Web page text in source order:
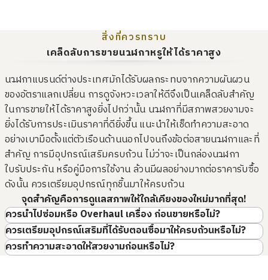
รับซื้อเมื่อ : เมษายน 2026
ยี่ห้อ
rolex
สภาพสินค้า S
รายละเอียด แทบไม่ได้ใช้งาน
สาขา
Donki Mall Thon
glor
รับซื้อเมื่อ : เมษายน 2026
ROLEX ExplorerⅡ
ยี่ห้อ
rolex
สภาพสินค้า S
รายละเอียด แทบไม่ได้ใช้งาน
สาขา
Donki Mall Thon
glor
การหลุดลอกบริเวณชิ้นส่วนยึด
สาย
โลหะบริเวณชิ้นส่วนยึดสายมี
การหลุดลอก
สร้อยข้อมือบิดเบี้ยวผิดรูป
สร้อยข้อมือโลหะมีการบิดเบี้ยว
ผิดรูป
ตัวเรือนสกปรก
มีสิ่งสกปรกสะสมอยู่ภายในตัว
เรือนนาฬิกา
นาฬิกาที่หยุดทำงาน
เข็มนาฬิกาไม่ขยับเลย ทุกส่วน
หยุดนิ่ง
เข็มหัก
เข็มนาฬิกาหักหรือเสียหาย
ปุ่มปรับเสียหาย
ปุ่มปรับเสียหายบางส่วนหรือ
หายไป
ของที่จมน้ำมา
นาฬิกาจมน้ำและได้รับความเสีย
หายภายใน
สนิมขึ้นภายในและเกิดความ
เสียหาย
เกิดสนิมขึ้นภายใน หรือชิ้นส่วน
มีความเสียหาย
มีแค่บางชิ้นส่วนเท่านั้น
เหลือเพียงบางส่วนของนาฬิกา
เท่านั้น เช่น เข็มนาฬิกาและ
กลไก
มีแค่ตัวเรือน
มีแค่ตัวเรือนและชิ้นส่วนภายใน
หายไป
・Breguet Purchase
・Richard Mille Purchase
・รับซื้อไอ. ดับบลิว. ซี
・Hublot Purchase
・ZENITH
・PIAGET
・OMEGA
・FRANCK MULLER
・JAEGER-LECOULTRE
・GRAND SEIKO
・TAG HEUER
・BREITLING
・CARTIER
・CHANEL
・ZENITH
นาฬิกาข้อมือที่มีสภาพดี
ขายก่อนที่ดีไซน์และโมเดลจะตกรุ่นไป
ขายให้กับร้านรับซื้อที่ให้ราคาประเมินสูง
สิ่งที่ควรทราบ
เคล็ดลับการขายนาฬิกาหรูให้ได้ราคาสูง
นาฬิกาแบรนด์ต่างประเทศมักได้รับผลกระทบจากความผันผวน
ของอัตราแลกเปลี่ยน การดูจังหวะเวลาให้ดีจึงเป็นเคล็ดลับสำคัญ
ในการขายให้ได้ราคาสูงยิ่งไปกว่านั้น นาฬิกาที่มีสภาพสวยงามจะ
ยิ่งได้รับการประเมินราคาที่ดียิ่งขึ้น แนะนำให้เช็ดทำความสะอาด
อย่างเบามือตั้งแต่ตัวเรือนด้านนอกไปจนถึงข้อต่อสายนาฬิกาและที่
สำคัญ การมีอุปกรณ์เสริมครบถ้วน ไม่ว่าจะเป็นกล่องนาฬิกา
ใบรับประกัน หรือคู่มือการใช้งาน ล้วนมีผลอย่างมากต่อราคารับซื้อ
ดังนั้น ควรเตรียมอุปกรณ์ทุกชิ้นมาให้ครบถ้วน
จุดสำคัญคือการดูแลสภาพให้ใกล้เคียงของใหม่มากที่สุด!
ควรนำไปซ่อมหรือ Overhaul เครื่อง ก่อนขายหรือไม่?
ควรเตรียมอุปกรณ์เสริมที่ได้รับตอนซื้อมาให้ครบถ้วนหรือไม่?
ควรทำความสะอาดให้สวยงามก่อนหรือไม่?